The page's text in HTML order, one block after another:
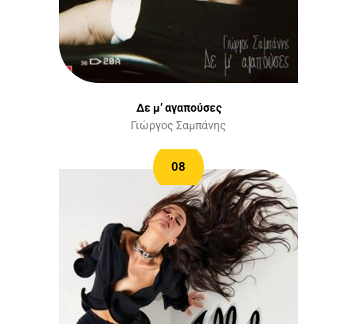
Δε μ’ αγαπούσες
Γιώργος Σαμπάνης
08